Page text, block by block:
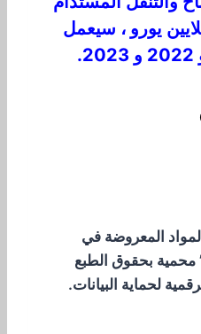
تبلغ تكلفته 4 ملايين يورو ، سيعمل
المعروضة في
بحقوق الطبع
لحماية البيانات.